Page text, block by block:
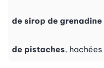
de sirop de grenadine
de pistaches,